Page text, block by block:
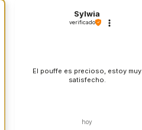
Sylwia
verificado
El pouffe es precioso, estoy muy
satisfecho.
hoy